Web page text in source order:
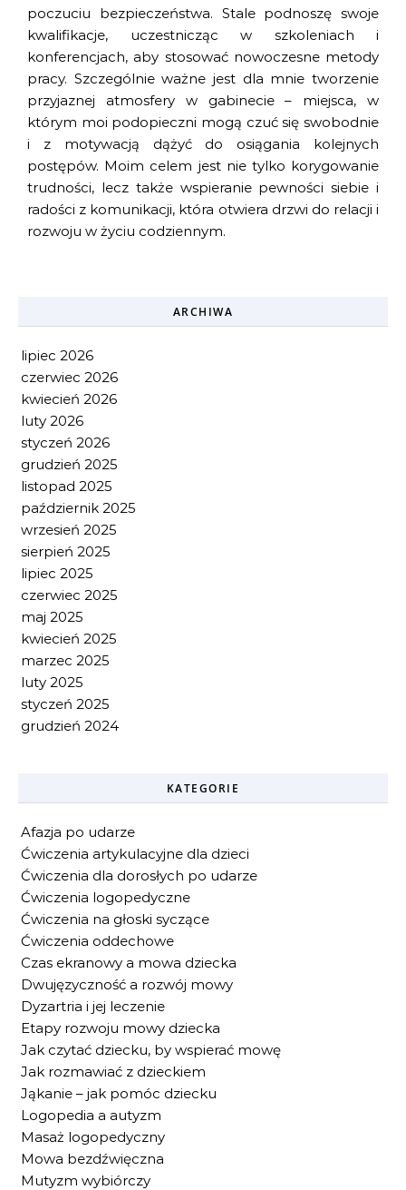
poczuciu bezpieczeństwa. Stale podnoszę swoje
kwalifikacje, uczestnicząc w szkoleniach i
konferencjach, aby stosować nowoczesne metody
pracy. Szczególnie ważne jest dla mnie tworzenie
przyjaznej atmosfery w gabinecie – miejsca, w
którym moi podopieczni mogą czuć się swobodnie
i z motywacją dążyć do osiągania kolejnych
postępów. Moim celem jest nie tylko korygowanie
trudności, lecz także wspieranie pewności siebie i
radości z komunikacji, która otwiera drzwi do relacji i
rozwoju w życiu codziennym.
ARCHIWA
lipiec 2026
czerwiec 2026
kwiecień 2026
luty 2026
styczeń 2026
grudzień 2025
listopad 2025
październik 2025
wrzesień 2025
sierpień 2025
lipiec 2025
czerwiec 2025
maj 2025
kwiecień 2025
marzec 2025
luty 2025
styczeń 2025
grudzień 2024
KATEGORIE
Afazja po udarze
Ćwiczenia artykulacyjne dla dzieci
Ćwiczenia dla dorosłych po udarze
Ćwiczenia logopedyczne
Ćwiczenia na głoski syczące
Ćwiczenia oddechowe
Czas ekranowy a mowa dziecka
Dwujęzyczność a rozwój mowy
Dyzartria i jej leczenie
Etapy rozwoju mowy dziecka
Jak czytać dziecku, by wspierać mowę
Jak rozmawiać z dzieckiem
Jąkanie – jak pomóc dziecku
Logopedia a autyzm
Masaż logopedyczny
Mowa bezdźwięczna
Mutyzm wybiórczy